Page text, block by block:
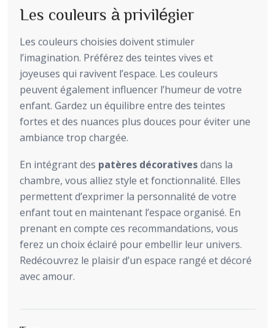
Les couleurs à privilégier
Les couleurs choisies doivent stimuler
l’imagination. Préférez des teintes vives et
joyeuses qui ravivent l’espace. Les couleurs
peuvent également influencer l’humeur de votre
enfant. Gardez un équilibre entre des teintes
fortes et des nuances plus douces pour éviter une
ambiance trop chargée.
En intégrant des patères décorativesdans la
chambre, vous alliez style et fonctionnalité. Elles
permettent d’exprimer la personnalité de votre
enfant tout en maintenant l’espace organisé. En
prenant en compte ces recommandations, vous
ferez un choix éclairé pour embellir leur univers.
Redécouvrez le plaisir d’un espace rangé et décoré
avec amour.